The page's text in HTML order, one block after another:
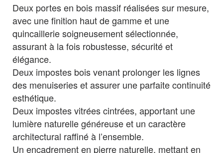
Deux portes en bois massif réalisées sur mesure,
avec une finition haut de gamme et une
quincaillerie soigneusement sélectionnée,
assurant à la fois robustesse, sécurité et
élégance.
Deux impostes bois venant prolonger les lignes
des menuiseries et assurer une parfaite continuité
esthétique.
Deux impostes vitrées cintrées, apportant une
lumière naturelle généreuse et un caractère
architectural raffiné à l’ensemble.
Un encadrement en pierre naturelle, mettant en